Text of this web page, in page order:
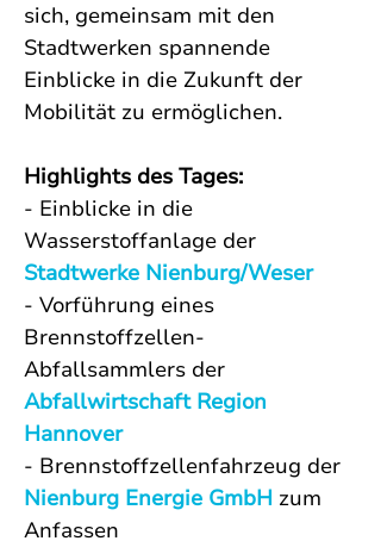
sich, gemeinsam mit den
Stadtwerken spannende
Einblicke in die Zukunft der
Mobilität zu ermöglichen.
Highlights des Tages:
- Einblicke in die
Wasserstoffanlage der
Stadtwerke Nienburg/Weser
- Vorführung eines
Brennstoffzellen-
Abfallsammlers der
Abfallwirtschaft Region
Hannover
- Brennstoffzellenfahrzeug der
Nienburg Energie GmbH zum
Anfassen